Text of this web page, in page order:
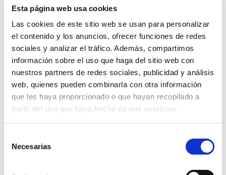
Esta página web usa cookies
Las cookies de este sitio web se usan para personalizar
el contenido y los anuncios, ofrecer funciones de redes
sociales y analizar el tráfico. Además, compartimos
información sobre el uso que haga del sitio web con
nuestros partners de redes sociales, publicidad y análisis
web, quienes pueden combinarla con otra información
que les haya proporcionado o que hayan recopilado a
partir del uso que haya hecho de sus servicios.
Necesarias
Artesanía Gratis